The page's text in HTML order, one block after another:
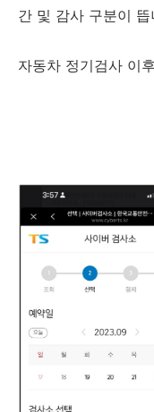
간 및 감사 구분이 뜹
자동차 정기검사 이